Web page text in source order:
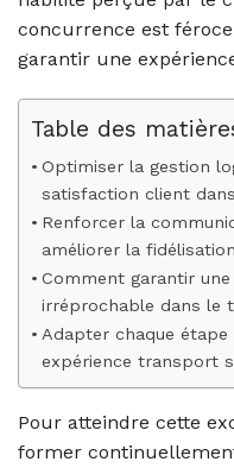
concurrence est
garantir une
Table des
Optimiser la gestion
satisfaction client
Renforcer la
améliorer la
Comment garantir
irréprochable dans le
Adapter chaque
expérience transport
Pour atteindre cette
former